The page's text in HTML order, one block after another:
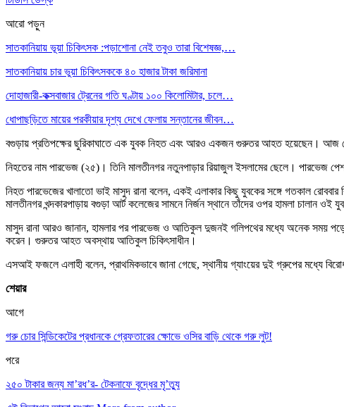
আরো পড়ুন
সাতকানিয়ায় ভূয়া চিকিৎসক :পড়াশোনা নেই তবুও তারা বিশেষজ্ঞ,…
সাতকানিয়ায় চার ভুয়া চিকিৎসককে ৪০ হাজার টাকা জরিমানা
দোহাজারী-কক্সবাজার ট্রেনের গতি ঘণ্টায় ১০০ কিলোমিটার, চলে…
ধোপাছড়িতে মায়ের পরকীয়ার দৃশ্য দেখে ফেলায় সন্তানের জীবন…
বগুড়ায় প্রতিপক্ষের ছুরিকাঘাতে এক যুবক নিহত এবং আরও একজন গুরুতর আহত হয়েছেন। আজ
নিহতের নাম পারভেজ (২৫)। তিনি মালতীনগর নতুনপাড়ার রিয়াজুল ইসলামের ছেলে। পারভেজ
নিহত পারভেজের খালাতো ভাই মাসুদ রানা বলেন, একই এলাকার কিছু যুবকের সঙ্গে গতকাল
মালতীনগর খন্দকারপাড়ায় বগুড়া আর্ট কলেজের সামনে নির্জন স্থানে তাঁদের ওপর হামলা চালান
মাসুদ রানা আরও জানান, হামলার পর পারভেজ ও আতিকুল দুজনই গলিপথের মধ্যে অনেক সময় পড়ে
করেন। গুরুতর আহত অবস্থায় আতিকুল চিকিৎসাধীন।
এসআই ফজলে এলাহী বলেন, প্রাথমিকভাবে জানা গেছে, স্থানীয় গ্যাংয়ের দুই গ্রুপের মধ্যে
শেয়ার
আগে
গরু চোর সিন্ডিকেটের প্রধানকে গ্রেফতারের ক্ষোভে ওসির বাড়ি থেকে গরু লুট!
পরে
২৫০ টাকার জন্য মা’রধ’র- টেকনাফে বৃদ্ধের মৃ’ত্যু